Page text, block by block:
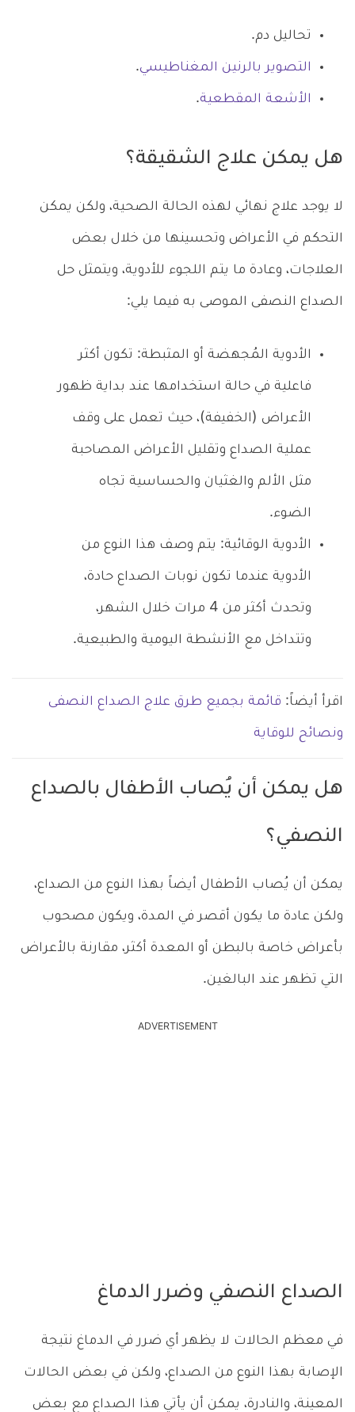
تحاليل دم.
التصوير بالرنين المغناطيسي.
الأشعة المقطعية.
هل يمكن علاج الشقيقة؟
لا يوجد علاج نهائي لهذه الحالة الصحية، ولكن يمكن
التحكم في الأعراض وتحسينها من خلال بعض
العلاجات، وعادة ما يتم اللجوء للأدوية، ويتمثل حل
الصداع النصفى الموصى به فيما يلي:
الأدوية المُجهضة أو المثبطة: تكون أكثر
فاعلية في حالة استخدامها عند بداية ظهور
الأعراض (الخفيفة)، حيث تعمل على وقف
عملية الصداع وتقليل الأعراض المصاحبة
مثل الألم والغثيان والحساسية تجاه
الضوء.
الأدوية الوقائية: يتم وصف هذا النوع من
الأدوية عندما تكون نوبات الصداع حادة،
وتحدث أكثر من 4 مرات خلال الشهر،
وتتداخل مع الأنشطة اليومية والطبيعية.
اقرأ أيضاً: قائمة بجميع طرق علاج الصداع النصفى
ونصائح للوقاية
هل يمكن أن يُصاب الأطفال بالصداع
النصفي؟
يمكن أن يُصاب الأطفال أيضاً بهذا النوع من الصداع،
ولكن عادة ما يكون أقصر في المدة، ويكون مصحوب
بأعراض خاصة بالبطن أو المعدة أكثر، مقارنة بالأعراض
التي تظهر عند البالغين.
ADVERTISEMENT
الصداع النصفي وضرر الدماغ
في معظم الحالات لا يظهر أي ضرر في الدماغ نتيجة
الإصابة بهذا النوع من الصداع، ولكن في بعض الحالات
المعينة، والنادرة، يمكن أن يأتي هذا الصداع مع بعض